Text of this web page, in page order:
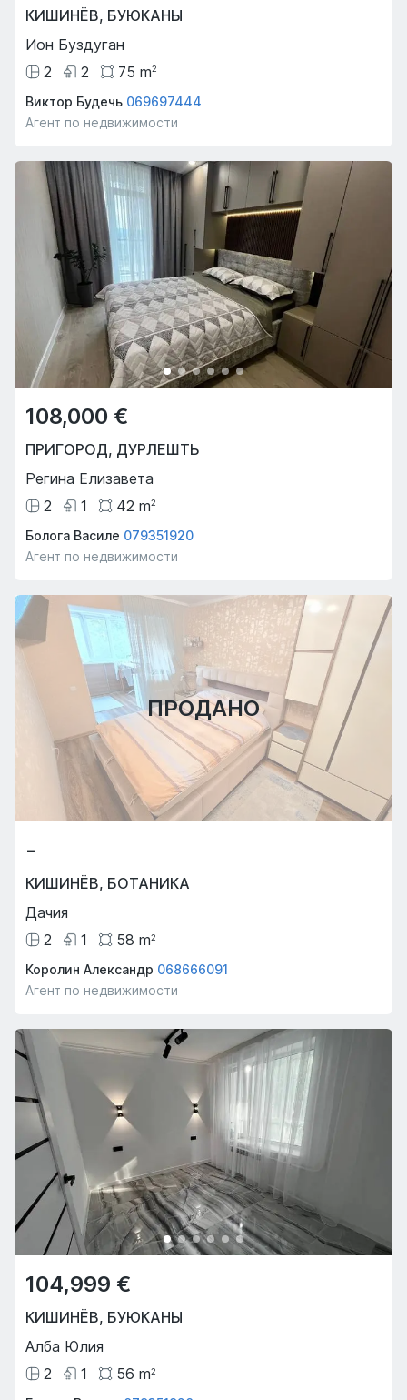
КИШИНЁВ, БУЮКАНЫ
Ион Буздуган
2
2 75 m2
Виктор Будечь 069697444
Агент по недвижимости
108,000 €
ПРИГОРОД, ДУРЛЕШТЬ
Регина Елизавета
2
1 42 m2
Болога Василе 079351920
Агент по недвижимости
ПРОДАНО
-
КИШИНЁВ, БОТАНИКА
Дачия
2
1 58 m2
Королин Александр 068666091
Агент по недвижимости
104,999 €
КИШИНЁВ, БУЮКАНЫ
Алба Юлия
2
1 56 m2